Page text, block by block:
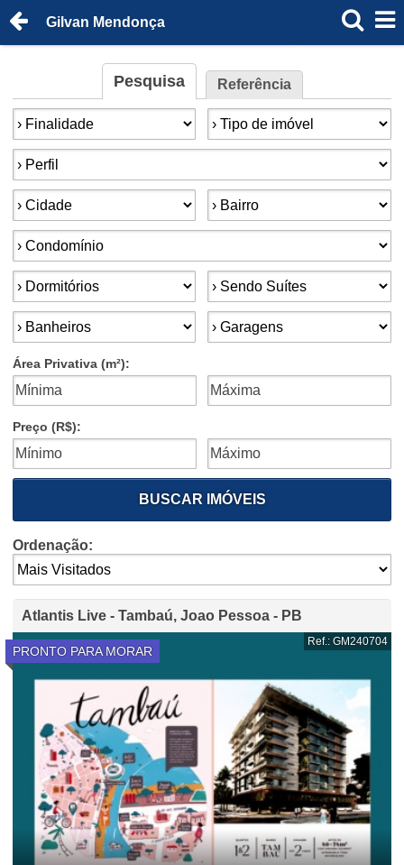
Gilvan Mendonça
Pesquisa Referência
Finalidade: Tipo de imóvel:
Perfil:
Cidade: Bairro:
Condomínios:
Dormitórios: Suítes:
Banheiros: Garagens:
Área Privativa (m²):
Preço (R$):
BUSCAR IMÓVEIS
Ordenação:
Atlantis Live - Tambaú, Joao Pessoa - PB
PRONTO PARA MORAR
Ref.: GM240704